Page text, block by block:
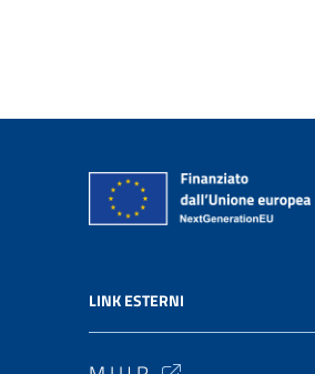
LINK ESTERNI